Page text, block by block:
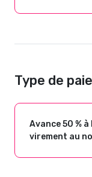
Type de
Avance 50 %
virement au